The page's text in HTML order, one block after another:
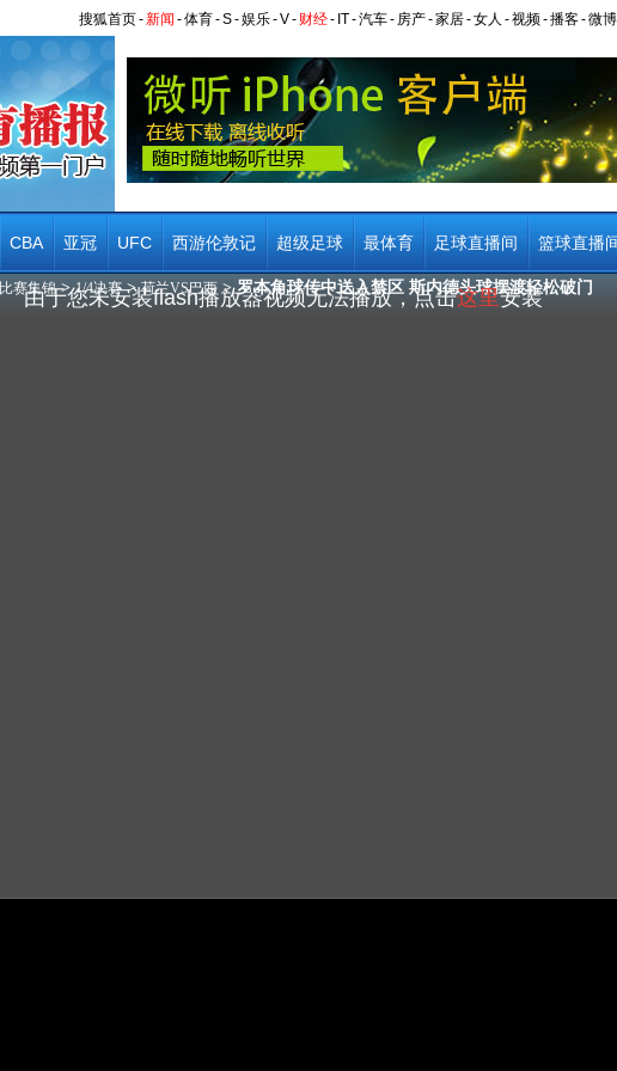
搜狐首页-新闻 -体育-S-娱乐-V- 财经- IT-汽车- 房产-家居-女人 -视频-播客-微博
CBA 亚冠 UFC 西游伦敦记 超级足球 最体育 足球直播间 篮球直播
比赛集锦>1/4决赛>荷兰VS巴西 > 罗本角球传中送入禁区 斯内德头球摆渡轻松破门
由于您未安装flash播放器视频无法播放，点击这里安装